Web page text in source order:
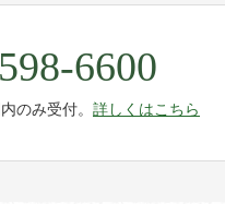
6600
のみ受付。 詳しくはこちら